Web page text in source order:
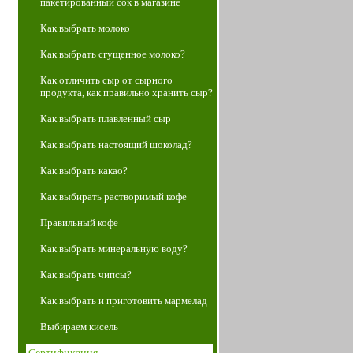
Как выбрать молоко
Как выбрать сгущенное молоко?
Как отличить сыр от сырного
продукта, как правильно хранить сыр?
Как выбрать плавленный сыр
Как выбрать настоящий шоколад?
Как выбрать какао?
Как выбирать растворимый кофе
Правильный кофе
Как выбрать минеральную воду?
Как выбрать чипсы?
Как выбрать и приготовить мармелад
Выбираем кисель